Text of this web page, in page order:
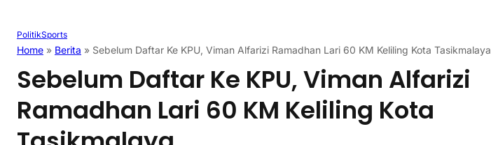
PolitikSports
Home » Berita » Sebelum Daftar Ke KPU, Viman Alfarizi Ramadhan Lari 60 KM Keliling Kota Tasikmalaya
Sebelum Daftar Ke KPU, Viman Alfarizi
Ramadhan Lari 60 KM Keliling Kota